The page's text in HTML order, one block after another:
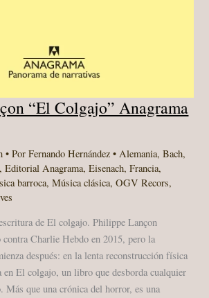
“El Colgajo” Anagrama
• PorFernando Hernández• Alemania,Bach,
,Editorial Anagrama,Eisenach,Francia,
barroca,Música clásica,OGV Recors,
de El colgajo. Philippe Lançon
Charlie Hebdo en 2015, pero la
después: en la lenta reconstrucción física
en El colgajo, un libro que desborda cualquier
Más que una crónica del horror, es una